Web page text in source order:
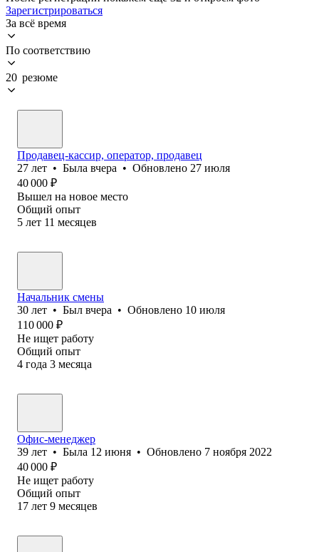
Зарегистрироваться
За всё время
По соответствию
20 резюме
Продавец-кассир, оператор, продавец
27 лет • Была вчера • Обновлено 27 июля
40 000 ₽
Вышел на новое место
Общий опыт
5 лет 11 месяцев
Начальник смены
30 лет • Был вчера • Обновлено 10 июля
110 000 ₽
Не ищет работу
Общий опыт
4 года 3 месяца
Офис-менеджер
39 лет • Была 12 июня • Обновлено 7 ноября 2022
40 000 ₽
Не ищет работу
Общий опыт
17 лет 9 месяцев